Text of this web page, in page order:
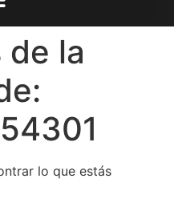
de la
lo que estás